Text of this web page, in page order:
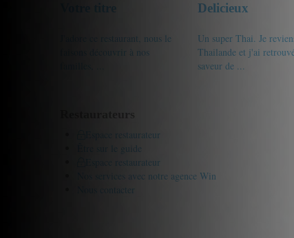
J'adore ce restaurant, nous le
faisons découvrir à nos
Delicieux
Un super Thai. Je
Thailande et j'ai
saveur de ...
Espace restaurateur
Être sur le guide
Espace restaurateur
Nos services avec notre agence Win
Nous contacter